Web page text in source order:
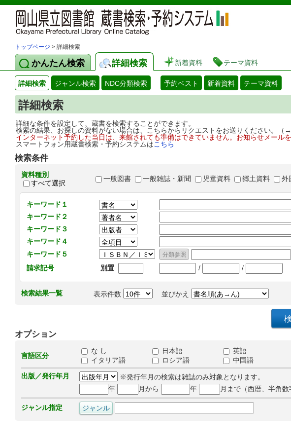
岡山県立図書館
トップページ > 詳細検索
かんたん検索 詳細検索 新着資料 テーマ資料
詳細検索 ジャンル検索 NDC分類検索 予約ベスト 新着資料 テーマ資料
詳細検索
詳細な条件を設定して、蔵書を検索することができます。
検索の結果、お探しの資料がない場合は、こちらからリクエストをお送りください。（→
インターネット予約した当日は、来館されても準備はできていません。お知らせメール
スマートフォン用蔵書検索・予約システムはこちら
検索条件
資料種別
すべて選択
一般図書 一般雑誌・新聞 児童資料 郷土資料 外
キーワード１
キーワード２
キーワード３
キーワード４
キーワード５
請求記号
別置 / /
検索結果一覧 表示件数 並びかえ
オプション
言語区分
な し 日本語 英語
イタリア語
ロシア語 中国語
出版／発行年月
※発行年月の検索は雑誌のみ対象となります。
年
月から 年 月まで（西暦、半角数
ジャンル指定